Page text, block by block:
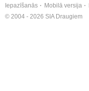
Iepazīšanās Mobilā versija
© 2004 - 2026 SIA Draugiem